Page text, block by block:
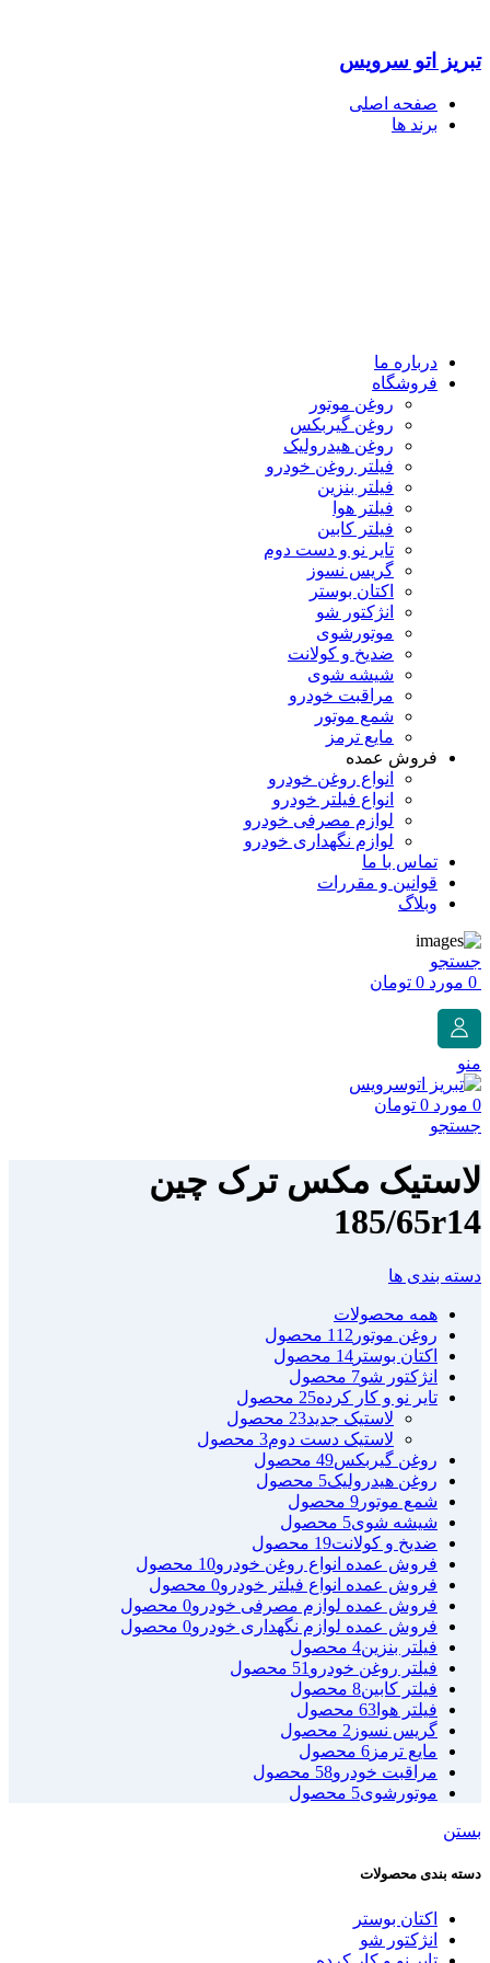
تبریز اتو سرویس
صفحه اصلی
برند ها
درباره ما
فروشگاه
روغن موتور
روغن گیربکس
روغن هیدرولیک
فیلتر روغن خودرو
فیلتر بنزین
فیلتر هوا
فیلتر کابین
تایر نو و دست دوم
گریس نسوز
اکتان بوستر
انژکتور شو
موتورشوی
ضدیخ و کولانت
شیشه شوی
مراقبت خودرو
شمع موتور
مایع ترمز
فروش عمده
انواع روغن خودرو
انواع فیلتر خودرو
لوازم مصرفی خودرو
لوازم نگهداری خودرو
تماس با ما
قوانین و مقررات
وبلاگ
جستجو
0 مورد 0 تومان
منو
0 مورد 0 تومان
جستجو
لاستیک مکس ترک چین
185/65r14
دسته بندی ها
همه محصولات
روغن موتور 112 محصول
اکتان بوستر 14 محصول
انژکتور شو7 محصول
تایر نو و کار کرده25 محصول
لاستیک جدید23 محصول
لاستیک دست دوم3 محصول
روغن گیربکس49 محصول
روغن هیدرولیک5 محصول
شمع موتور 9 محصول
شیشه شوی5 محصول
ضدیخ و کولانت19 محصول
فروش عمده انواع روغن خودرو10 محصول
فروش عمده انواع فیلتر خودرو0 محصول
فروش عمده لوازم مصرفی خودرو0 محصول
فروش عمده لوازم نگهداری خودرو0 محصول
فیلتر بنزین4 محصول
فیلتر روغن خودرو 51 محصول
فیلتر کابین8 محصول
فیلتر هوا 63 محصول
گریس نسوز 2 محصول
مایع ترمز 6 محصول
مراقبت خودرو58 محصول
موتورشوی5 محصول
بستن
دسته بندی محصولات
اکتان بوستر
انژکتور شو